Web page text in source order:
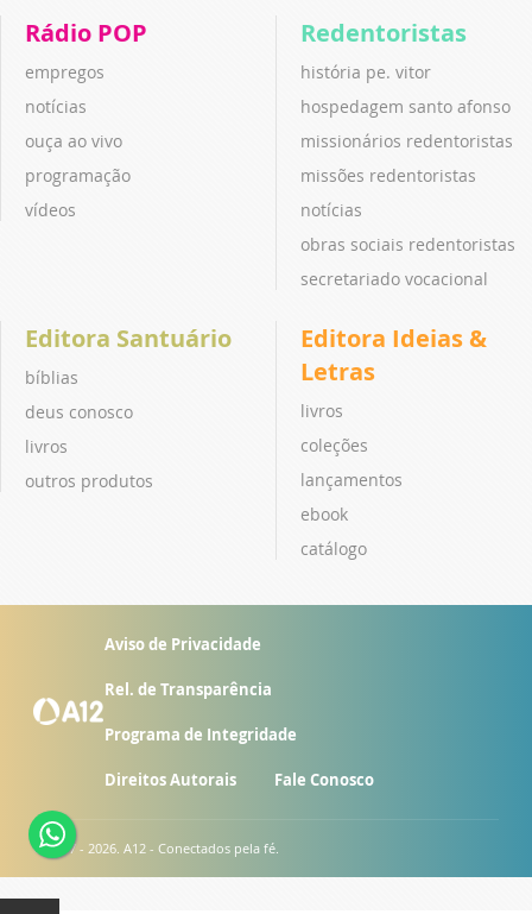
Rádio POP
empregos
notícias
ouça ao vivo
programação
vídeos
Redentoristas
história pe. vitor
hospedagem santo afonso
missionários redentoristas
missões redentoristas
notícias
obras sociais redentoristas
secretariado vocacional
Editora Santuário
bíblias
deus conosco
livros
outros produtos
Editora Ideias &
Letras
livros
coleções
lançamentos
ebook
catálogo
Aviso de Privacidade
Rel. de Transparência
Programa de Integridade
Direitos Autorais Fale Conosco
© 2007 - 2026. A12 - Conectados pela fé.